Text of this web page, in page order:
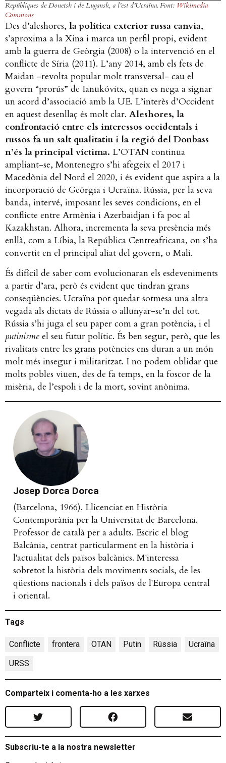
Repúbliques de Donetsk i de Lugansk, a l’est d’Ucraïna. Font: Wikimedia
Commons
Des d’aleshores, la política exterior russa canvia,
s’aproxima a la Xina i marca un perfil propi, evident
amb la guerra de Geòrgia (2008) o la intervenció en el
conflicte de Síria (2011). L’any 2014, amb els fets de
Maidan -revolta popular molt transversal- cau el
govern “prorús” de Ianukóvitx, quan es nega a signar
un acord d’associació amb la UE. L’interès d’Occident
en aquest desenllaç és molt clar. Aleshores, la
confrontació entre els interessos occidentals i
russos fa un salt qualitatiu i la regió del Donbass
n’és la principal víctima. L’OTAN continua
ampliant-se, Montenegro s’hi afegeix el 2017 i
Macedònia del Nord el 2020, i és evident que aspira a la
incorporació de Geòrgia i Ucraïna. Rússia, per la seva
banda, intervé, imposant les seves condicions, en el
conflicte entre Armènia i Azerbaidjan i fa poc al
Kazakhstan. Alhora, incrementa la seva presència més
enllà, com a Líbia, la República Centreafricana, on s’ha
convertit en el principal aliat del govern, o Mali.
És difícil de saber com evolucionaran els esdeveniments
a partir d’ara, però és evident que tindran grans
conseqüències. Ucraïna pot quedar sotmesa una altra
vegada als dictats de Rússia o allunyar-se’n del tot.
Rússia s’hi juga el seu paper com a gran potència, i el
putinisme el seu futur polític. És ben segur, però, que les
rivalitats entre les grans potències ens duran a un món
molt més insegur i militaritzat. I no podem oblidar que
molts pobles viuen, des de fa temps, en la foscor de la
misèria, de l’espoli i de la mort, sovint anònima.
Josep Dorca Dorca
(Barcelona, 1966). Llicenciat en Història
Contemporània per la Universitat de Barcelona.
Professor de català per a adults. Escric el blog
Balcània, centrat particularment en la història i
l'actualitat dels països balcànics. M'interessa
sobretot la història dels moviments socials, de les
qüestions nacionals i dels països de l'Europa central
i oriental.
Tags
Conflicte frontera OTAN Putin Rússia Ucraïna
URSS
Comparteix i comenta-ho a les xarxes
Subscriu-te a la nostra newsletter